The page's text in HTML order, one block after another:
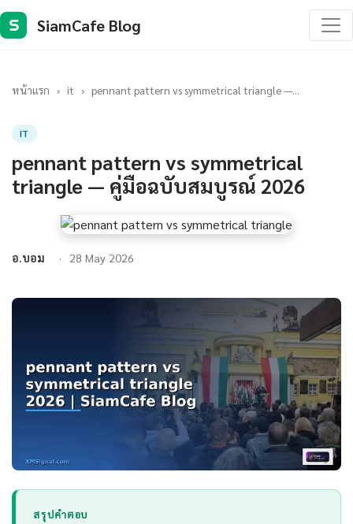
S SiamCafe Blog
หน้าแรก › it › pennant pattern vs symmetrical triangle —...
IT
pennant pattern vs symmetrical
triangle — คู่มือฉบับสมบูรณ์ 2026
อ.บอม 28 May 2026
สรุปคำตอบ